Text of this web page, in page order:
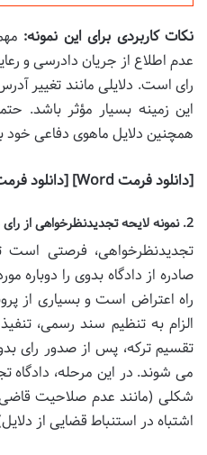
نکات کاربردی برای این نمونه:
عدم اطلاع از جریان دادرسی و
رای است. دلایلی مانند تغییر
این زمینه بسیار مؤثر باشد.
همچنین دلایل ماهوی دفاعی خود
[دانلود فرمت Word] [دانلود فرمت PDF]
2. نمونه لایحه تجدیدنظرخواهی از رای دادگاه بدوی حقوقی
تجدیدنظرخواهی، فرصتی است
صادره از دادگاه بدوی را دوباره
راه اعتراض است و بسیاری از
الزام به تنظیم سند رسمی،
تقسیم ترکه، پس از صدور رای
می شوند. در این مرحله، دادگاه
شکلی (مانند عدم صلاحیت
اشتباه در استنباط قضایی از